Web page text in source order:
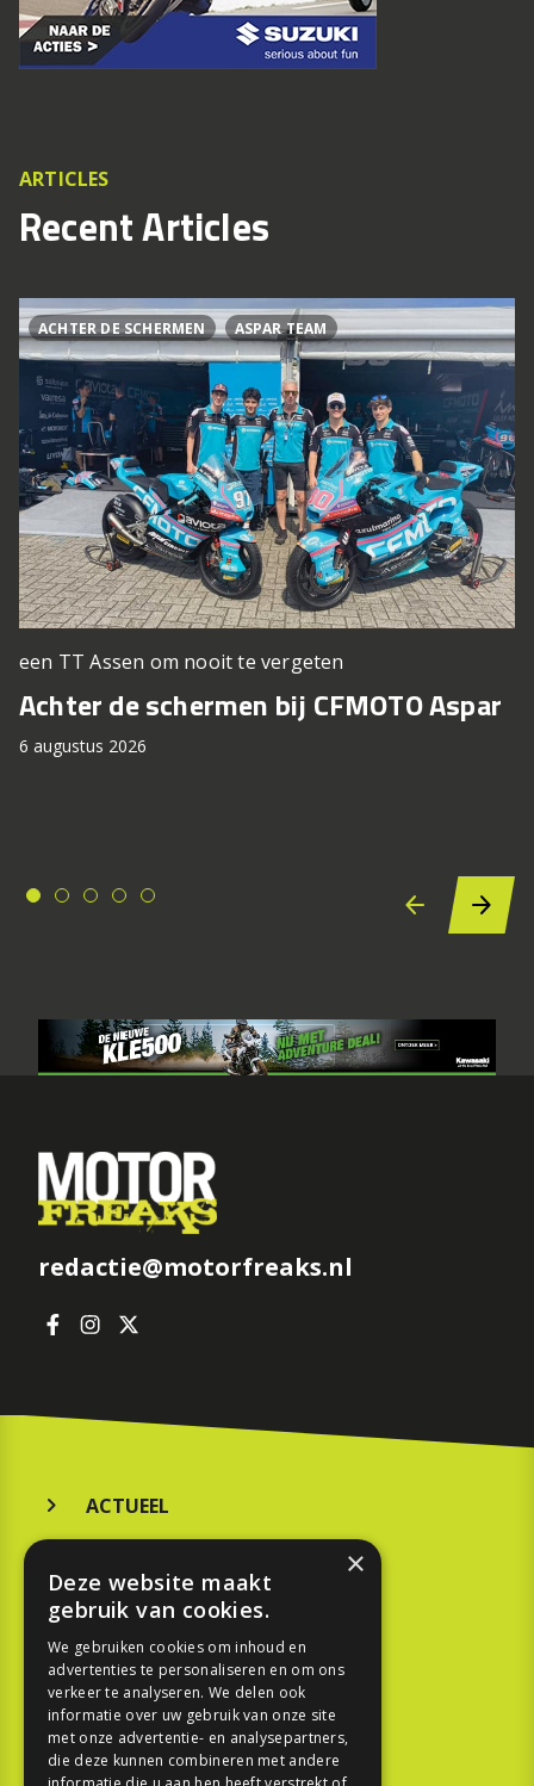
ARTICLES
Recent Articles
ACHTER DE SCHERMEN ASPAR TEAM
een TT Assen om nooit te vergeten
Achter de schermen bij CFMOTO Aspar
6 augustus 2026
redactie@motorfreaks.nl
ACTUEEL
KOOPGIDS
TESTEN
SPORT
REPORTAGE
×
Deze website maakt
gebruik van cookies.
We gebruiken cookies om inhoud en
advertenties te personaliseren en om ons
verkeer te analyseren. We delen ook
informatie over uw gebruik van onze site
met onze advertentie- en analysepartners,
die deze kunnen combineren met andere